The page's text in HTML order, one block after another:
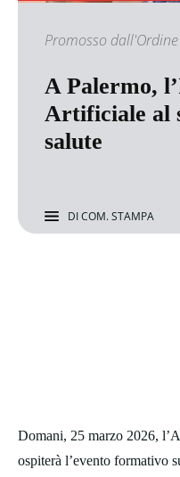
Promosso
A Palermo,
Artificiale al
salute
DICOM. STAMPA
Domani, 25 marzo 2026,
ospiterà l’evento formativo